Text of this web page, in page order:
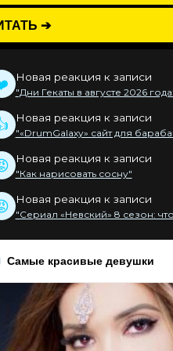
➔
Новая реакция к записи
"Дни Гекаты в августе 2026
Новая реакция к записи
"«DrumGalaxy» сайт для
Новая реакция к записи
"Как нарисовать сосну"
Новая реакция к записи
"Сериал «Невский» 8 сезон:
Самые красивые девушки